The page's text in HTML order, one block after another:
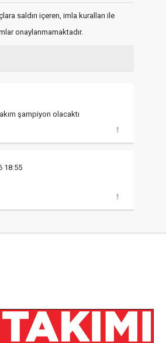
saldırı içeren, imla kuralları ile
onaylanmamaktadır.
şampiyon olacaktı
18:55